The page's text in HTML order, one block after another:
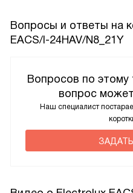
Вопросы и ответы на
EACS/I-24HAV/N8_21Y
Вопросов по этому
вопрос
Наш специалист